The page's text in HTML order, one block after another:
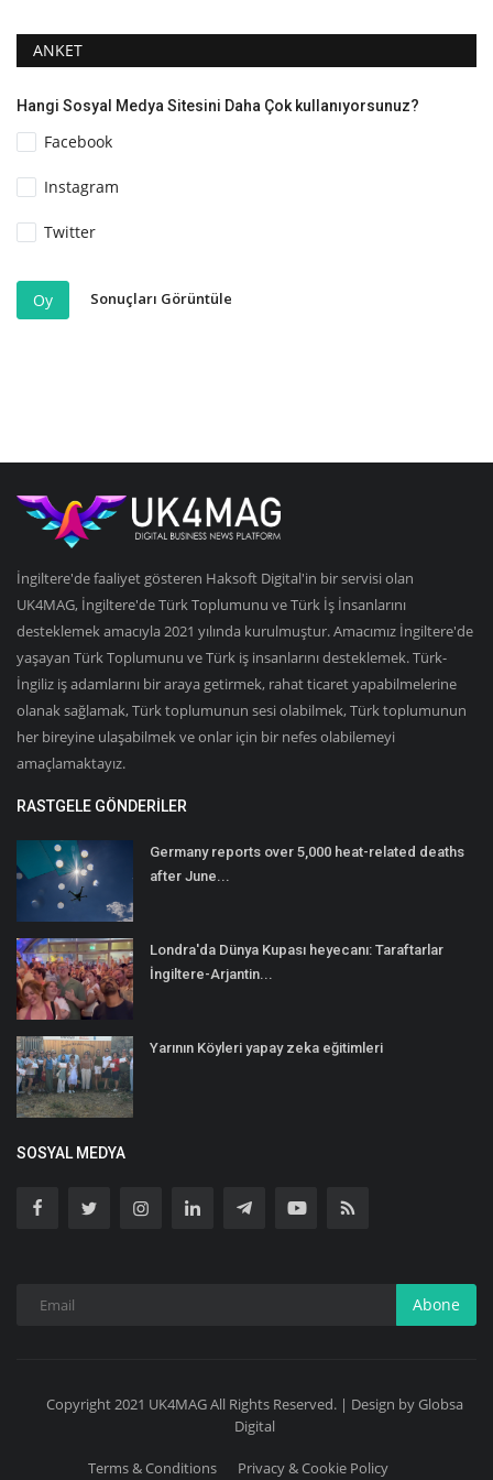
ANKET
Hangi Sosyal Medya Sitesini Daha Çok kullanıyorsunuz?
Facebook
Instagram
Twitter
Oy Sonuçları Görüntüle
İngiltere'de faaliyet gösteren Haksoft Digital'in bir servisi olan
UK4MAG, İngiltere'de Türk Toplumunu ve Türk İş İnsanlarını
desteklemek amacıyla 2021 yılında kurulmuştur. Amacımız İngiltere'de
yaşayan Türk Toplumunu ve Türk iş insanlarını desteklemek. Türk-
İngiliz iş adamlarını bir araya getirmek, rahat ticaret yapabilmelerine
olanak sağlamak, Türk toplumunun sesi olabilmek, Türk toplumunun
her bireyine ulaşabilmek ve onlar için bir nefes olabilemeyi
amaçlamaktayız.
RASTGELE GÖNDERILER
Germany reports over 5,000 heat-related deaths
after June...
Londra'da Dünya Kupası heyecanı: Taraftarlar
İngiltere-Arjantin...
Yarının Köyleri yapay zeka eğitimleri
SOSYAL MEDYA
Abone
Copyright 2021 UK4MAG All Rights Reserved. | Design by Globsa
Digital
Terms & Conditions Privacy & Cookie Policy